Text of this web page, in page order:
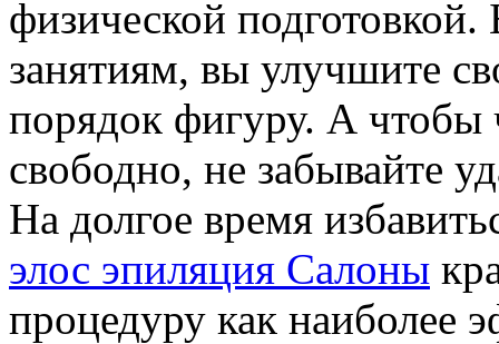
физической
занятиям, вы улучшите
порядок фигуру. А чтобы
свободно, не забывайте
На долгое время
элос эпиляция Салоны
процедуру как наиболее